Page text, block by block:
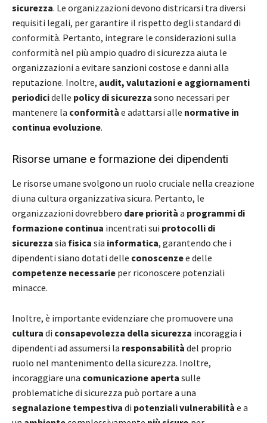
sicurezza. Le organizzazioni devono districarsi tra diversi
requisiti legali, per garantire il rispetto degli standard di
conformità. Pertanto, integrare le considerazioni sulla
conformità nel più ampio quadro di sicurezza aiuta le
organizzazioni a evitare sanzioni costose e danni alla
reputazione. Inoltre, audit, valutazioni e aggiornamenti
periodicidelle policy di sicurezza sono necessari per
mantenere la conformità e adattarsi alle normative in
continua evoluzione.
Risorse umane e formazione dei dipendenti
Le risorse umane svolgono un ruolo cruciale nella creazione
di una cultura organizzativa sicura. Pertanto, le
organizzazioni dovrebbero dare priorità a programmi di
formazione continua incentrati sui protocolli di
sicurezza sia fisica sia informatica, garantendo che i
dipendenti siano dotati delle conoscenzee delle
competenze necessarie per riconoscere potenziali
minacce.
Inoltre, è importante evidenziare che promuovere una
cultura di consapevolezza della sicurezza incoraggia i
dipendenti ad assumersi la responsabilità del proprio
ruolo nel mantenimento della sicurezza. Inoltre,
incoraggiare una comunicazione aperta sulle
problematiche di sicurezza può portare a una
segnalazione tempestiva di potenziali vulnerabilità e a